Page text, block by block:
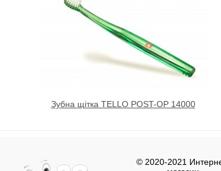
Зубна щітка TELLO POST-OP 14000
© 2020-2021